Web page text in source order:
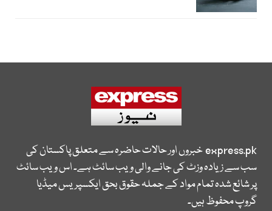
express.pkخبروں اور حالات حاضرہ سے متعلق پاکستان کی
سب سے زیادہ وزٹ کی جانے والی ویب سائٹ ہے۔ اس ویب سائٹ
پر شائع شدہ تمام مواد کے جملہ حقوق بحق ایکسپریس میڈیا
گروپ محفوظ ہیں۔